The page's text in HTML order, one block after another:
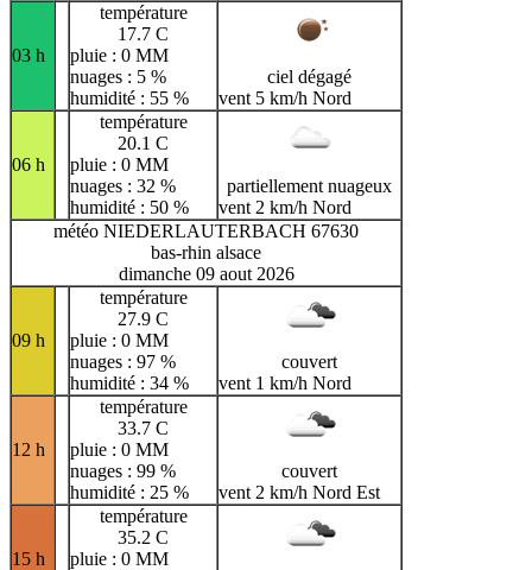
03 h
température
17.7 C
pluie : 0 MM
nuages : 5 %
humidité : 55 %
ciel dégagé
vent 5 km/h Nord
06 h
température
20.1 C
pluie : 0 MM
nuages : 32 %
humidité : 50 %
partiellement nuageux
vent 2 km/h Nord
météo NIEDERLAUTERBACH 67630
bas-rhin alsace
dimanche 09 aout 2026
09 h
température
27.9 C
pluie : 0 MM
nuages : 97 %
humidité : 34 %
couvert
vent 1 km/h Nord
12 h
température
33.7 C
pluie : 0 MM
nuages : 99 %
humidité : 25 %
couvert
vent 2 km/h Nord Est
15 h
température
35.2 C
pluie : 0 MM